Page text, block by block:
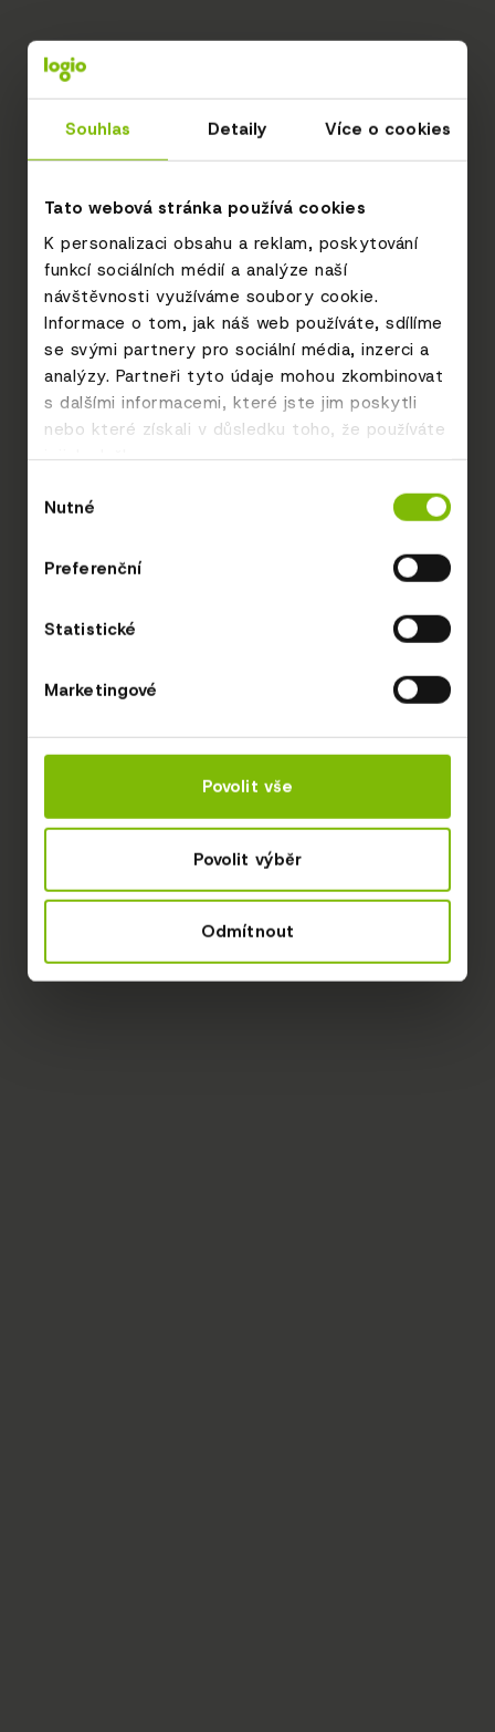
Souhlas Detaily Více o cookies
Tato webová stránka používá cookies
K personalizaci obsahu a reklam, poskytování
funkcí sociálních médií a analýze naší
návštěvnosti využíváme soubory cookie.
Informace o tom, jak náš web používáte, sdílíme
se svými partnery pro sociální média, inzerci a
analýzy. Partneři tyto údaje mohou zkombinovat
s dalšími informacemi, které jste jim poskytli
nebo které získali v důsledku toho, že používáte
jejich služby.
souhlasu
Nutné
Preferenční
Statistické
Marketingové
Povolit vše
Povolit výběr
Odmítnout